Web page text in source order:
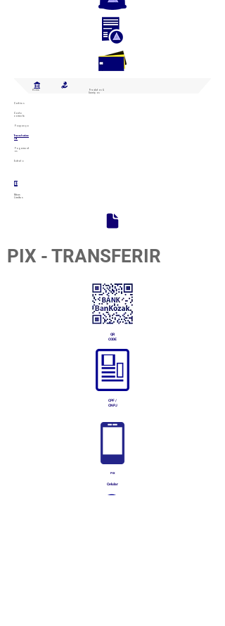
Home
Produtos &
Serviços
Cartões
Conta
corrente
Poupança
Transferênc
ia
Pagament
os
Extrato
Meus
Limites
PIX - TRANSFERIR
QR
CODE
CPF /
CNPJ
PIX
Celular